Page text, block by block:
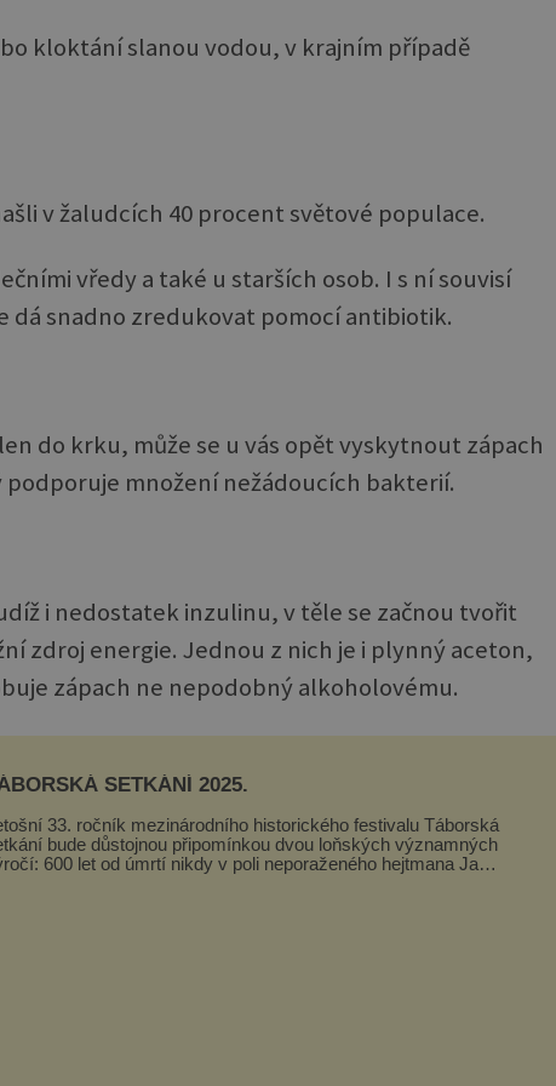
kloktání slanou vodou, v krajním případě
v žaludcích 40 procent světové populace.
vředy a také u starších osob. I s ní souvisí
dá snadno zredukovat pomocí antibiotik.
do krku, může se u vás opět vyskytnout zápach
množení nežádoucích bakterií.
i nedostatek inzulinu, v těle se začnou tvořit
zdroj energie. Jednou z nich je i plynný aceton,
zápach ne nepodobný alkoholovému.
SETKÁNÍ 2025.
33. ročník mezinárodního historického festivalu Táborská
bude důstojnou připomínkou dvou loňských významných
600 let od úmrtí nikdy v poli neporaženého hejtmana Jana